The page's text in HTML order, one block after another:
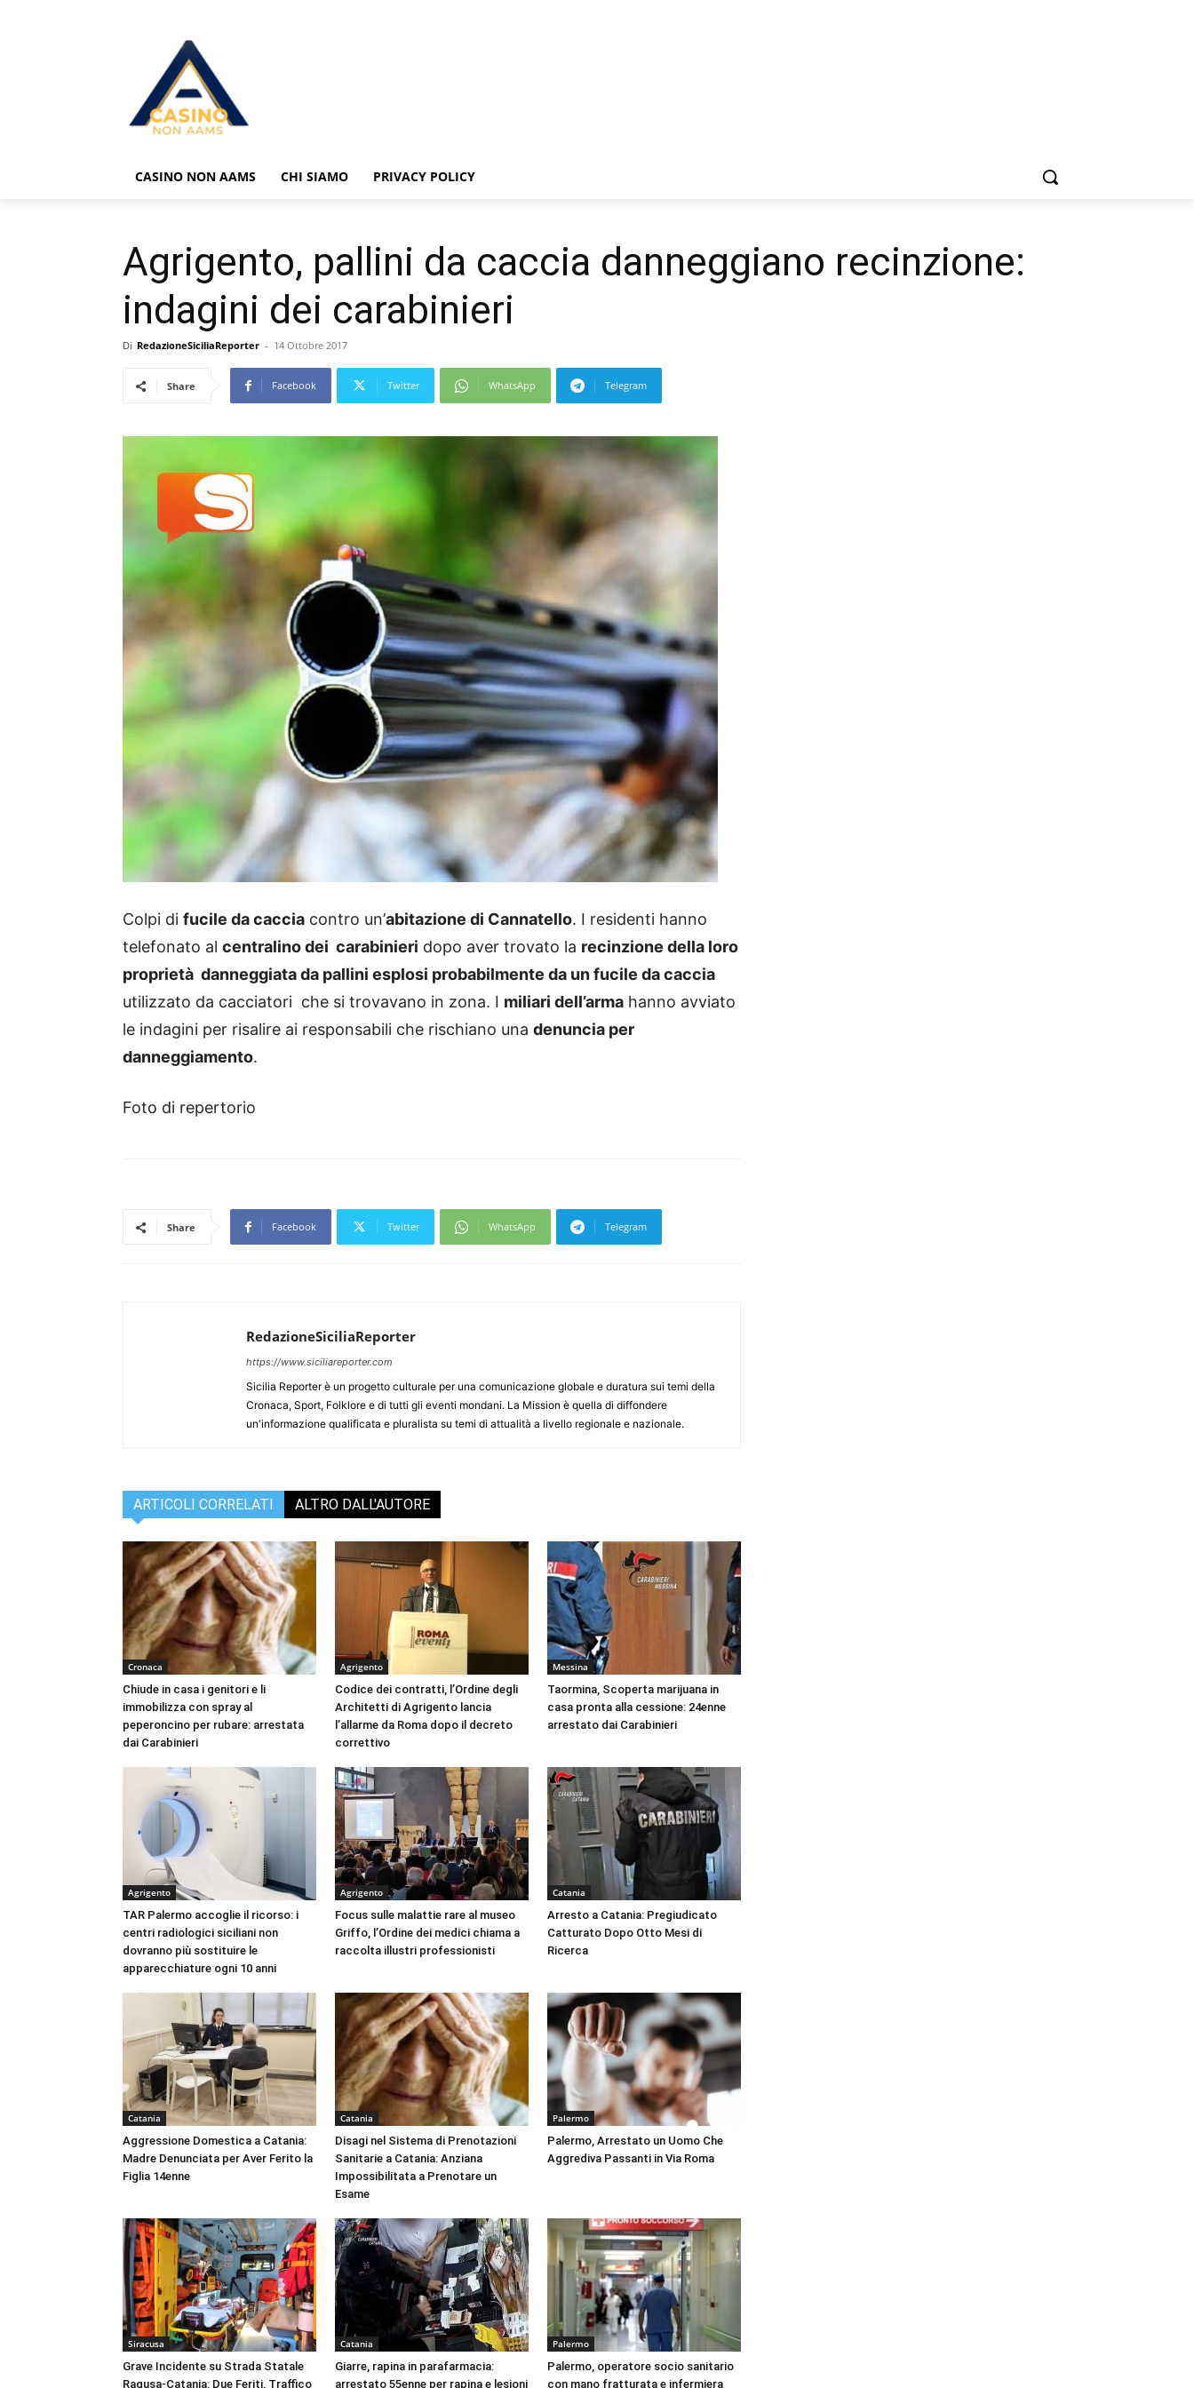
CASINO NON AAMS CHI SIAMO PRIVACY POLICY
Agrigento, pallini da caccia danneggiano recinzione:
indagini dei carabinieri
Di RedazioneSiciliaReporter - 14 Ottobre 2017
Share Facebook Twitter WhatsApp Telegram
Colpi di fucile da caccia contro un’abitazione di Cannatello. I residenti hanno
telefonato al centralino dei carabinieri dopo aver trovato la recinzione della loro
proprietà danneggiata da pallini esplosi probabilmente da un fucile da caccia
utilizzato da cacciatori che si trovavano in zona. I miliari dell’arma hanno avviato
le indagini per risalire ai responsabili che rischiano una denuncia per
danneggiamento.
Foto di repertorio
Share Facebook Twitter WhatsApp Telegram
RedazioneSiciliaReporter
https://www.siciliareporter.com
Sicilia Reporter è un progetto culturale per una comunicazione globale e duratura sui temi della
Cronaca, Sport, Folklore e di tutti gli eventi mondani. La Mission è quella di diffondere
un'informazione qualificata e pluralista su temi di attualità a livello regionale e nazionale.
ARTICOLI CORRELATI ALTRO DALL'AUTORE
Cronaca
Chiude in casa i genitori e li
immobilizza con spray al
peperoncino per rubare: arrestata
dai Carabinieri
Agrigento
Codice dei contratti, l’Ordine degli
Architetti di Agrigento lancia
l’allarme da Roma dopo il decreto
correttivo
Messina
Taormina, Scoperta marijuana in
casa pronta alla cessione: 24enne
arrestato dai Carabinieri
Agrigento
TAR Palermo accoglie il ricorso: i
centri radiologici siciliani non
dovranno più sostituire le
apparecchiature ogni 10 anni
Agrigento
Focus sulle malattie rare al museo
Griffo, l’Ordine dei medici chiama a
raccolta illustri professionisti
Catania
Arresto a Catania: Pregiudicato
Catturato Dopo Otto Mesi di
Ricerca
Catania
Aggressione Domestica a Catania:
Madre Denunciata per Aver Ferito la
Figlia 14enne
Catania
Disagi nel Sistema di Prenotazioni
Sanitarie a Catania: Anziana
Impossibilitata a Prenotare un
Esame
Palermo
Palermo, Arrestato un Uomo Che
Aggrediva Passanti in Via Roma
Siracusa
Grave Incidente su Strada Statale
Ragusa-Catania: Due Feriti, Traffico
Catania
Giarre, rapina in parafarmacia:
arrestato 55enne per rapina e lesioni
Palermo
Palermo, operatore socio sanitario
con mano fratturata e infermiera